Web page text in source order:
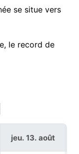
se situe vers
le record de
jeu. 13. août